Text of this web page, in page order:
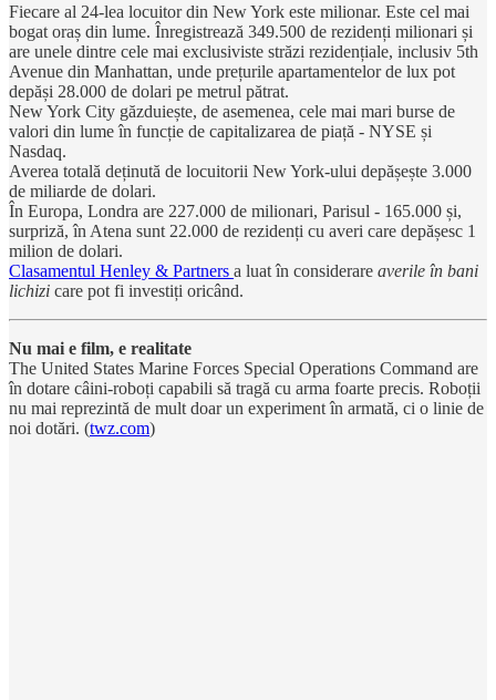
Fiecare al 24-lea locuitor din New York este milionar. Este cel mai
bogat oraș din lume. Înregistrează 349.500 de rezidenți milionari și
are unele dintre cele mai exclusiviste străzi rezidențiale, inclusiv 5th
Avenue din Manhattan, unde prețurile apartamentelor de lux pot
depăși 28.000 de dolari pe metrul pătrat.
New York City găzduiește, de asemenea, cele mai mari burse de
valori din lume în funcție de capitalizarea de piață - NYSE și
Nasdaq.
Averea totală deținută de locuitorii New York-ului depășește 3.000
de miliarde de dolari.
În Europa, Londra are 227.000 de milionari, Parisul - 165.000 și,
surpriză, în Atena sunt 22.000 de rezidenți cu averi care depășesc 1
milion de dolari.
Clasamentul Henley & Partners a luat în considerare averile în bani
lichizi care pot fi investiți oricând.
Nu mai e film, e realitate
The United States Marine Forces Special Operations Command are
în dotare câini-roboți capabili să tragă cu arma foarte precis. Roboții
nu mai reprezintă de mult doar un experiment în armată, ci o linie de
noi dotări. (twz.com)